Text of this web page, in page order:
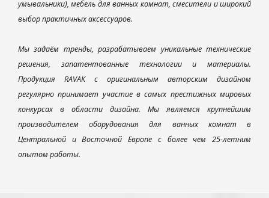
умывальники), мебель для ванных комнат, смесители и широкий
выбор практичных аксессуаров.
Мы задаём тренды, разрабатываем уникальные технические
решения, запатентованные технологии и материалы.
Продукция RAVAK с оригинальным авторским дизайном
регулярно принимает участие в самых престижных мировых
конкурсах в области дизайна. Мы являемся крупнейшим
производителем оборудования для ванных комнат в
Центральной и Восточной Европе с более чем 25-летним
опытом работы.